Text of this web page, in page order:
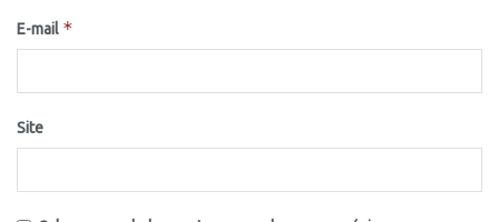
E-mail *
Site